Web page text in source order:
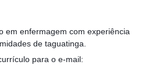
em enfermagem com experiência
de taguatinga.
para o e-mail: